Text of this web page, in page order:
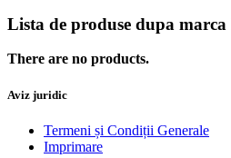
Lista de produse dupa
There are no products.
Aviz juridic
Termeni și Condiții Generale
Imprimare